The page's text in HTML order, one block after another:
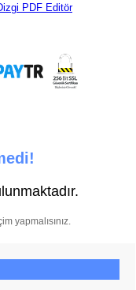
PDF Editör
yapmalısınız.